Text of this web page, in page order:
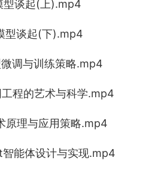
型谈起(上).mp4
型谈起(下).mp4
调与训练策略.mp4
程的艺术与科学.mp4
原理与应用策略.mp4
能体设计与实现.mp4